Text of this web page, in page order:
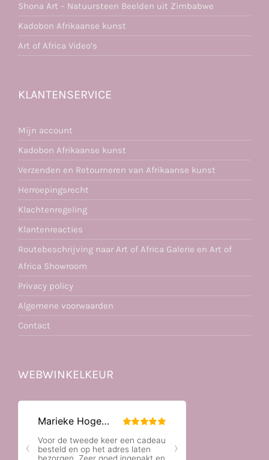
Shona Art – Natuursteen Beelden uit Zimbabwe
Kadobon Afrikaanse kunst
Art of Africa Video’s
KLANTENSERVICE
Mijn account
Kadobon Afrikaanse kunst
Verzenden en Retourneren van Afrikaanse kunst
Herroepingsrecht
Klachtenregeling
Klantenreacties
Routebeschrijving naar Art of Africa Galerie en Art of
Africa Showroom
Privacy policy
Algemene voorwaarden
Contact
WEBWINKELKEUR